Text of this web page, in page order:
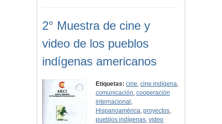
2° Muestra de cine y
video de los pueblos
indígenas americanos
Etiquetas: cine,cine indígena,
comunicación,cooperación
internacional ,
Hispanoamérica,proyectos,
pueblos indígenas,video